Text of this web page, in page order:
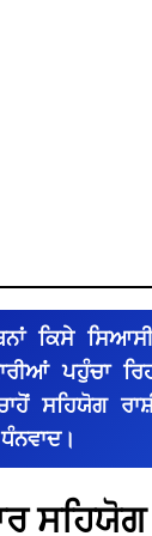
ਕਿਸੇ
ਸਹਿਯੋਗ